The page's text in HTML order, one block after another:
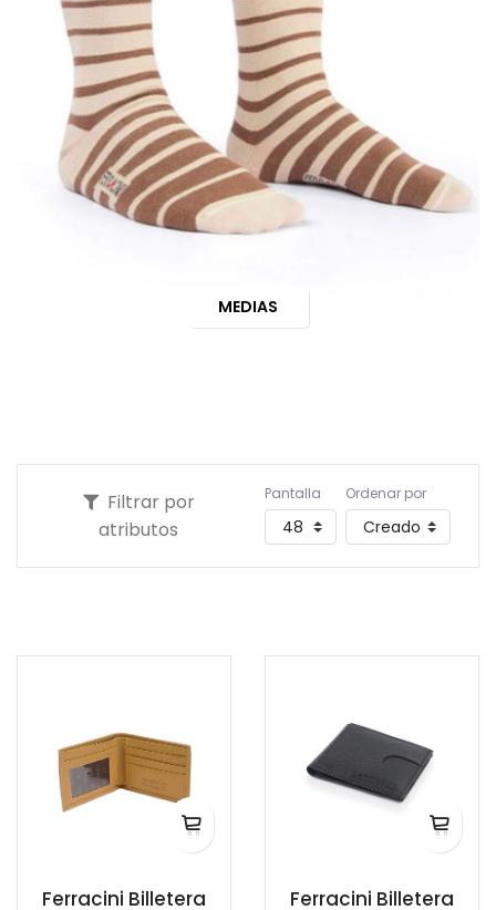
MEDIAS
Filtrar por
atributos
Pantalla Ordenar por
Ferracini Billetera Ferracini Billetera